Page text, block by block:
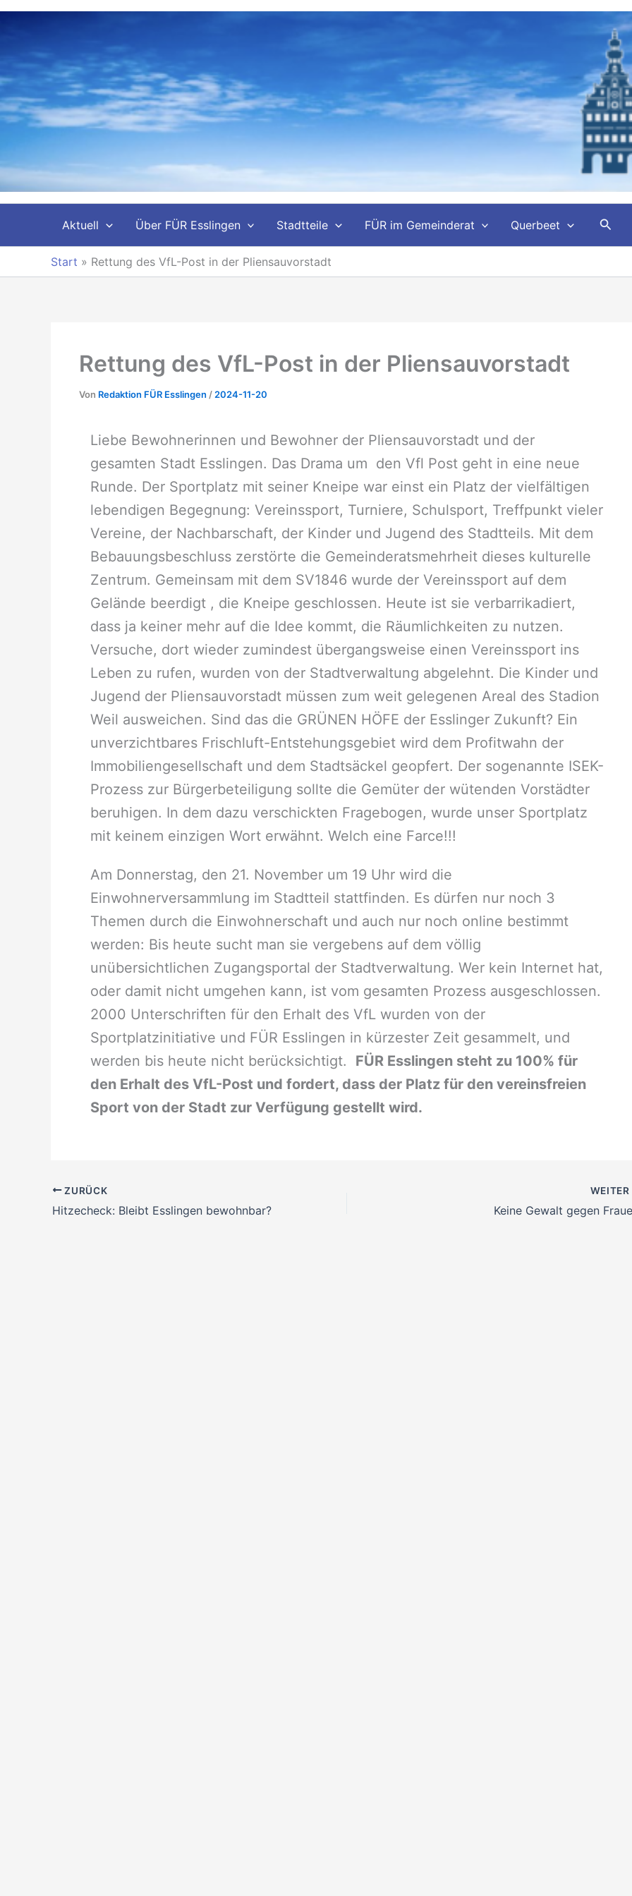
Zum
Aktuell Über FÜR Esslingen Stadtteile FÜR im Gemeinderat Querbeet
Start » Rettung des VfL-Post in der Pliensauvorstadt
Rettung des VfL-Post in der Pliensauvorstadt
Von Redaktion FÜR Esslingen / 2024-11-20
Liebe Bewohnerinnen und Bewohner der Pliensauvorstadt und der
gesamten Stadt Esslingen. Das Drama um den Vfl Post geht in eine neue
Runde. Der Sportplatz mit seiner Kneipe war einst ein Platz der vielfältigen
lebendigen Begegnung: Vereinssport, Turniere, Schulsport, Treffpunkt vieler
Vereine, der Nachbarschaft, der Kinder und Jugend des Stadtteils. Mit dem
Bebauungsbeschluss zerstörte die Gemeinderatsmehrheit dieses kulturelle
Zentrum. Gemeinsam mit dem SV1846 wurde der Vereinssport auf dem
Gelände beerdigt , die Kneipe geschlossen. Heute ist sie verbarrikadiert,
dass ja keiner mehr auf die Idee kommt, die Räumlichkeiten zu nutzen.
Versuche, dort wieder zumindest übergangsweise einen Vereinssport ins
Leben zu rufen, wurden von der Stadtverwaltung abgelehnt. Die Kinder und
Jugend der Pliensauvorstadt müssen zum weit gelegenen Areal des Stadion
Weil ausweichen. Sind das die GRÜNEN HÖFE der Esslinger Zukunft? Ein
unverzichtbares Frischluft-Entstehungsgebiet wird dem Profitwahn der
Immobiliengesellschaft und dem Stadtsäckel geopfert. Der sogenannte ISEK-
Prozess zur Bürgerbeteiligung sollte die Gemüter der wütenden Vorstädter
beruhigen. In dem dazu verschickten Fragebogen, wurde unser Sportplatz
mit keinem einzigen Wort erwähnt. Welch eine Farce!!!
Am Donnerstag, den 21. November um 19 Uhr wird die
Einwohnerversammlung im Stadtteil stattfinden. Es dürfen nur noch 3
Themen durch die Einwohnerschaft und auch nur noch online bestimmt
werden: Bis heute sucht man sie vergebens auf dem völlig
unübersichtlichen Zugangsportal der Stadtverwaltung. Wer kein Internet hat,
oder damit nicht umgehen kann, ist vom gesamten Prozess ausgeschlossen.
2000 Unterschriften für den Erhalt des VfL wurden von der
Sportplatzinitiative und FÜR Esslingen in kürzester Zeit gesammelt, und
werden bis heute nicht berücksichtigt. FÜR Esslingen steht zu 100% für
den Erhalt des VfL-Post und fordert, dass der Platz für den vereinsfreien
Sport von der Stadt zur Verfügung gestellt wird.
ZURÜCK
Hitzecheck: Bleibt Esslingen bewohnbar?
WEITER
Keine Gewalt gegen